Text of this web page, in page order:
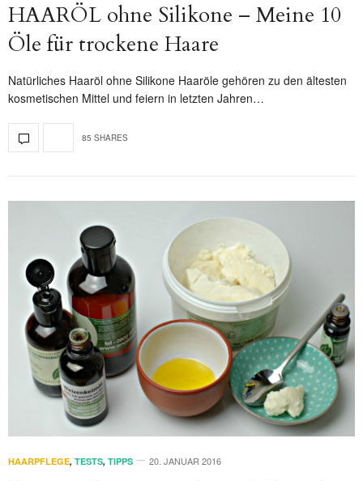
HAARÖL ohne Silikone – Meine 10
Öle für trockene Haare
Natürliches Haaröl ohne Silikone Haaröle gehören zu den ältesten
kosmetischen Mittel und feiern in letzten Jahren…
85 SHARES
HAARPFLEGE, TESTS, TIPPS 20. JANUAR 2016